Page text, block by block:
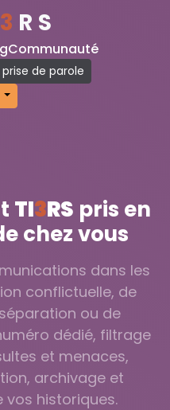
3 RS
Communauté
de parole
TI3RS pris en
chez vous
dans les
conflictuelle, de
ou de
dédié, filtrage
et menaces,
archivage et
historiques.